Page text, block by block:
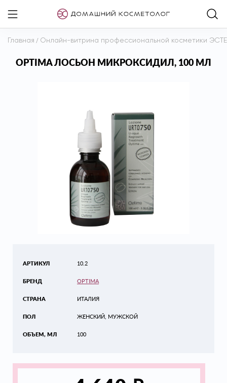
Главная / Онлайн-витрина профессиональной косметики
OPTIMA ЛОСЬОН МИКРОКСИДИЛ, 100 МЛ
АРТИКУЛ
БРЕНД
СТРАНА
ПОЛ
ОБЪЕМ, МЛ
10.2
OPTIMA
ИТАЛИЯ
ЖЕНСКИЙ, МУЖСКОЙ
100